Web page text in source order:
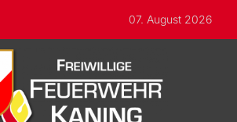
07. August 2026